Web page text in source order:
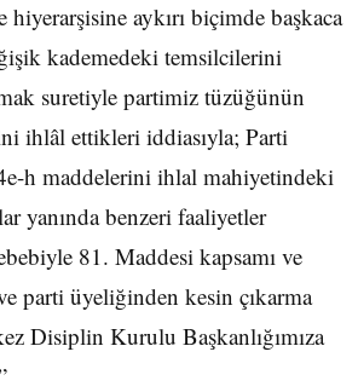
aykırı biçimde başkaca
kademedeki temsilcilerini
suretiyle partimiz tüzüğünün
ihlâl ettikleri iddiasıyla; Parti
h maddelerini ihlal mahiyetindeki
yanında benzeri faaliyetler
81. Maddesi kapsamı ve
parti üyeliğinden kesin çıkarma
Disiplin Kurulu Başkanlığımıza